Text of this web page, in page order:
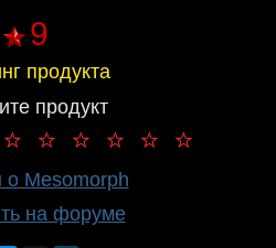
9
продукта
продукт
Mesomorph
на форуме